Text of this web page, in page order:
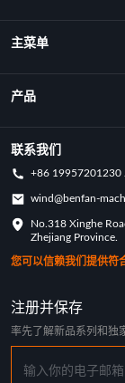
主菜单
关于我们
主要成就
定制案例
产品
旋转成型机
旋转模塑匹克球
联系我们
+86
wind@benfan-
No.318 Xinghe
Zhejiang Province.
您可以信赖我们提供符
注册并保存
率先了解新品系列和独